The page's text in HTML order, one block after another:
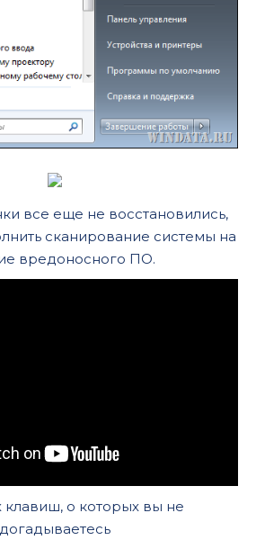
все еще не восстановились,
сканирование системы на
вредоносного ПО.
клавиш, о которых вы не
догадываетесь